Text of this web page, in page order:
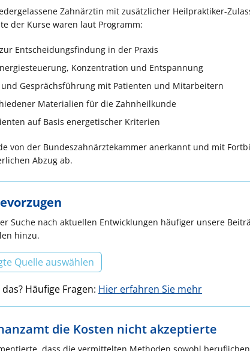
Zahnärztin mit zusätzlicher Heilpraktiker-
der Kurse waren laut Programm:
Entscheidungsfindung in der Praxis
Konzentration und Entspannung
Gesprächsführung mit Patienten und Mitarbeitern
Materialien für die Zahnheilkunde
auf Basis energetischer Kriterien
von der Bundeszahnärztekammer anerkannt und mit
Abzug ab.
Suche nach aktuellen Entwicklungen häufiger unsere
hinzu.
Quelle auswählen
Häufige Fragen: Hier erfahren Sie mehr
die Kosten nicht akzeptierte